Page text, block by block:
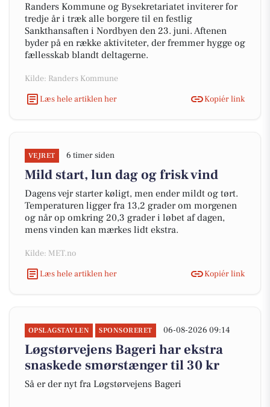
Randers Kommune og Bysekretariatet inviterer for
tredje år i træk alle borgere til en festlig
Sankthansaften i Nordbyen den 23. juni. Aftenen
byder på en række aktiviteter, der fremmer hygge og
fællesskab blandt deltagerne.
Kilde: Randers Kommune
Læs hele artiklen her
Kopiér link
VEJRET 6 timer siden
Mild start, lun dag og frisk vind
Dagens vejr starter køligt, men ender mildt og tørt.
Temperaturen ligger fra 13,2 grader om morgenen
og når op omkring 20,3 grader i løbet af dagen,
mens vinden kan mærkes lidt ekstra.
Kilde: MET.no
Læs hele artiklen her
Kopiér link
OPSLAGSTAVLEN SPONSORERET 06-08-2026 09:14
Løgstørvejens Bageri har ekstra
snaskede smørstænger til 30 kr
Så er der nyt fra Løgstørvejens Bageri